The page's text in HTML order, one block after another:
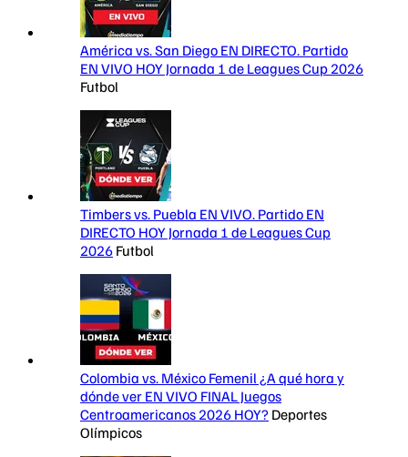
América vs. San Diego EN DIRECTO. Partido
EN VIVO HOY Jornada 1 de Leagues Cup 2026
Futbol
Timbers vs. Puebla EN VIVO. Partido EN
DIRECTO HOY Jornada 1 de Leagues Cup
2026 Futbol
Colombia vs. México Femenil ¿A qué hora y
dónde ver EN VIVO FINAL Juegos
Centroamericanos 2026 HOY? Deportes
Olímpicos